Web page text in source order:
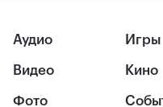
Аудио
Видео
Фото
Игры
Кино